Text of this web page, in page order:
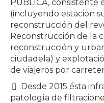
PUBLICA, consistente
(incluyendo estación
reconstrucción del
Reconstrucción de la
reconstrucción y
ciudadela) y
de viajeros por
Desde 2015 ésta
patología de